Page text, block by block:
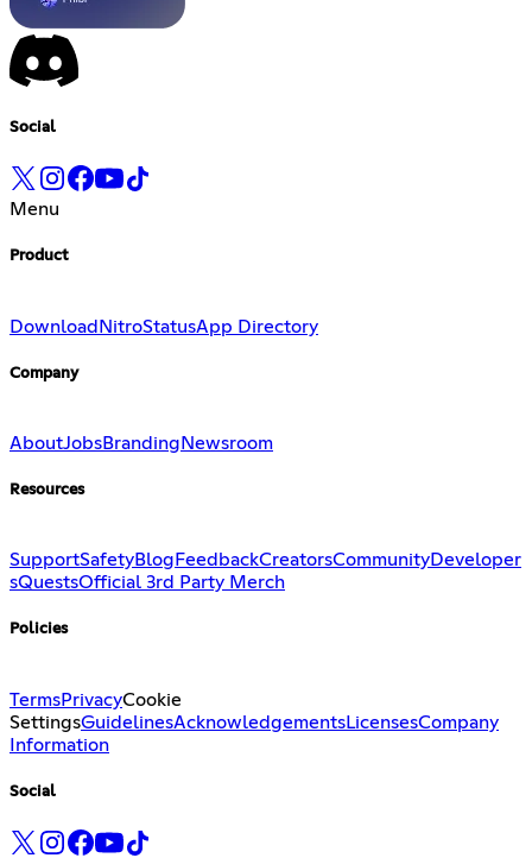
Social
Menu
Product
DownloadNitroStatusApp Directory
Company
AboutJobsBranding Newsroom
Resources
SupportSafetyBlog FeedbackCreatorsCommunityDeveloper
sQuestsOfficial 3rd Party Merch
Policies
TermsPrivacyCookie
SettingsGuidelinesAcknowledgementsLicensesCompany
Information
Social